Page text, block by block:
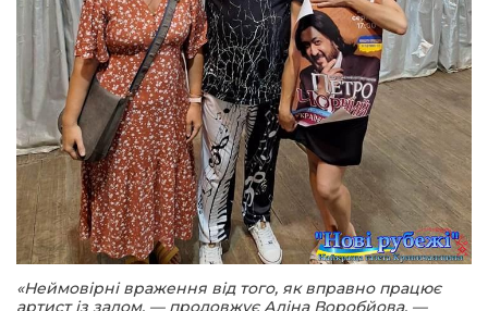
«Неймовірні враження від того, як вправно працює
артист із залом, — продовжує Аліна Воробйова. —